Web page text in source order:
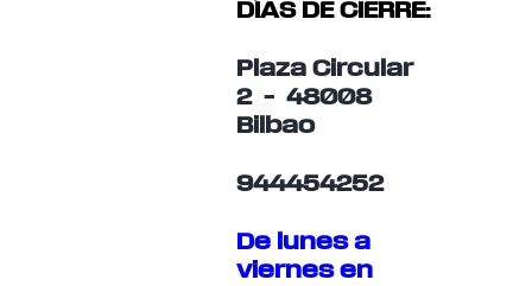
DÍAS DE CIERRE:
Plaza Circular
2 – 48008
Bilbao
944454252
De lunes a
viernes en